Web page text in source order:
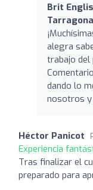
Brit
Tarragona
alegra
trabajo
dando lo
nosotros
Héctor Panicot
Experiencia
Tras finalizar el
preparado para